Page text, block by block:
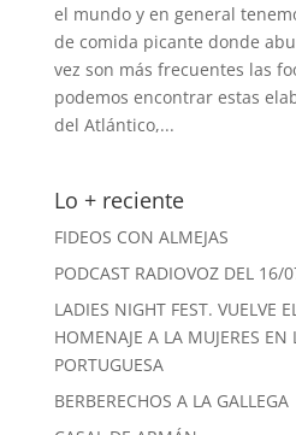
el mundo y en general
de comida picante donde
vez son más frecuentes las
podemos encontrar estas
del Atlántico,...
Lo + reciente
FIDEOS CON ALMEJAS
PODCAST RADIOVOZ DEL 16/
LADIES NIGHT FEST. VUELVE
HOMENAJE A LA MUJERES
PORTUGUESA
BERBERECHOS A LA GALLEGA